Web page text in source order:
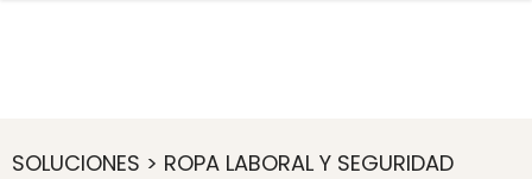
SOLUCIONES > ROPA LABORAL Y SEGURIDAD